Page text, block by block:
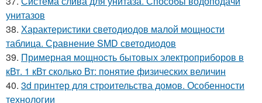
унитазов
38. Характеристики светодиодов малой мощности
таблица. Сравнение SMD светодиодов
39. Примерная мощность бытовых электроприборов в
кВт. 1 кВт сколько Вт: понятие физических величин
40. 3d принтер для строительства домов. Особенности
технологии